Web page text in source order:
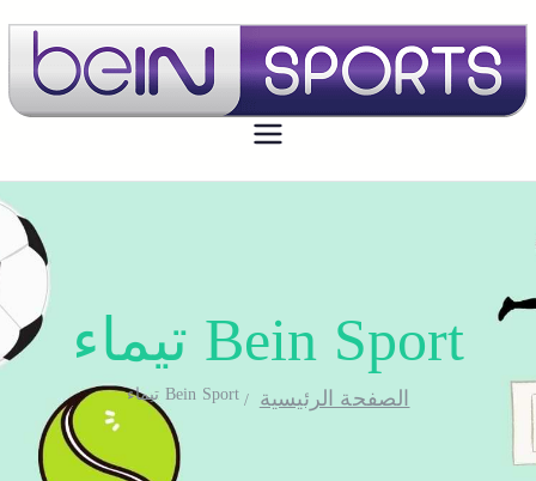
بي ان سبورت الكويت
تجديد اشتراك بي ان سبورت اون لاين
Bein Sport تيماء
الصفحة الرئيسية Bein Sport تيماء